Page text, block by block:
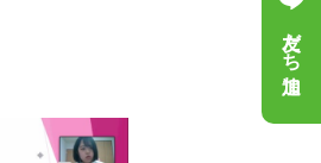
友だち追加